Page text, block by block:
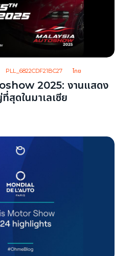
PLL_6822CDF21BC27 ไทย
2025: งานแสดง
สุดในมาเลเซีย